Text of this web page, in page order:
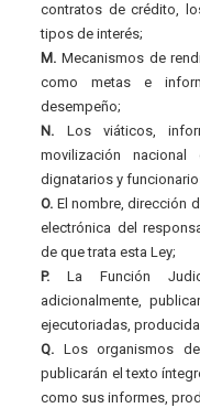
contratos de crédito,
tipos de interés;
M. Mecanismos de
como metas e
desempeño;
N. Los viáticos,
movilización
dignatarios y
O. El nombre, dirección
electrónica del
de que trata esta Ley;
P. La Función
adicionalmente,
ejecutoriadas,
Q. Los organismos
publicarán el texto
como sus informes,